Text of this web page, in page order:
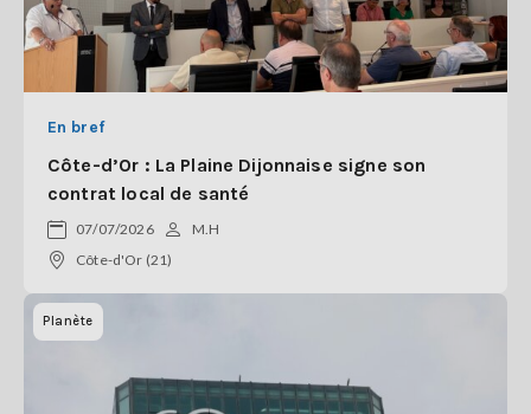
En bref
Côte-d’Or : La Plaine Dijonnaise signe son
contrat local de santé
07/07/2026
M.H
Côte-d'Or (21)
Planète